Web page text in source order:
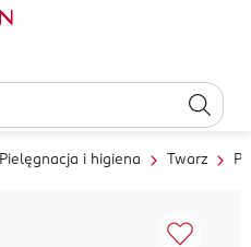
Pielęgnacja i higiena Twarz